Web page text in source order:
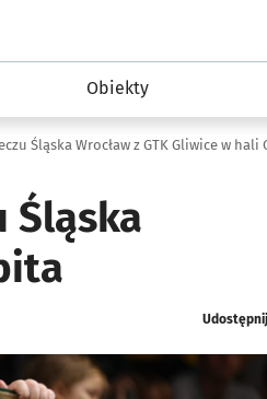
Sport i rekreacja
Obiekty
Śląska Wrocław z GTK Gliwice w hali
Śląska
Udostępnij